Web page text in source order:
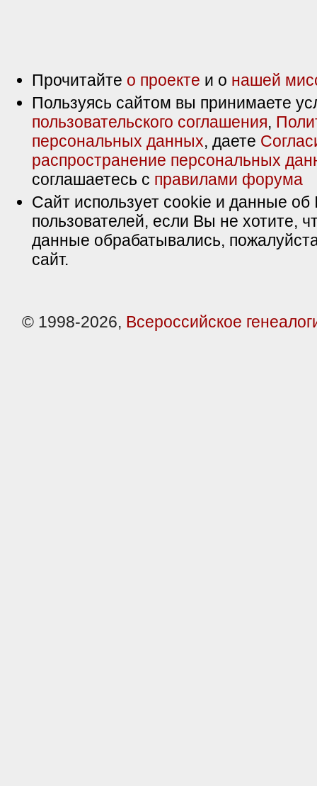
Прочитайте о проекте и о нашей
Пользуясь сайтом вы принимаете
пользовательского соглашения,
персональных данных, даете
распространение персональных
соглашаетесь с правилами форума
Сайт использует cookie и данные об
пользователей, если Вы не хотите,
данные обрабатывались,
сайт.
© 1998-2026, Всероссийское